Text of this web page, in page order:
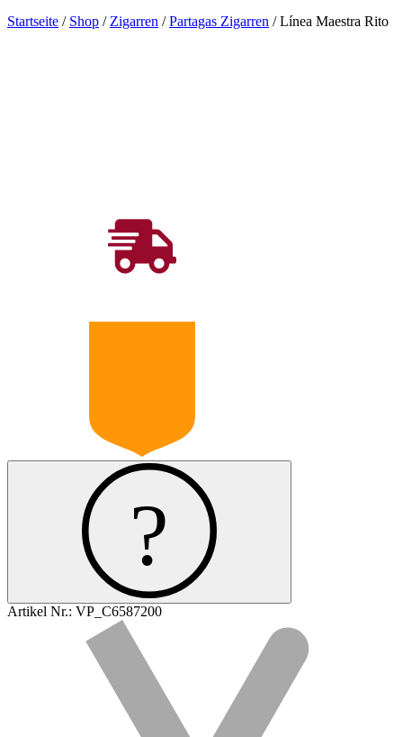
Startseite / Shop / Zigarren /Partagas Zigarren /Línea Maestra Rito
Artikel Nr.: VP_C6587200